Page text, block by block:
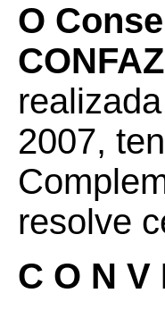
O
2007,
resolve
C O N V